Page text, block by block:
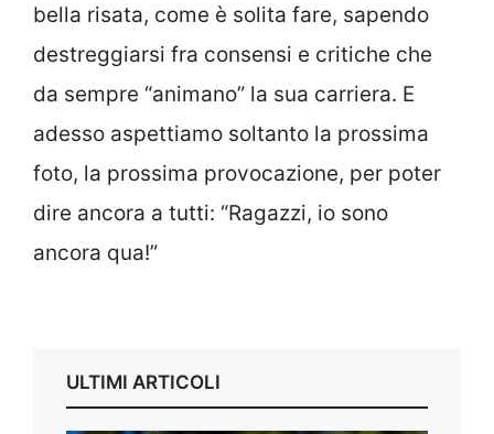
bella risata, come è solita fare, sapendo
destreggiarsi fra consensi e critiche che
da sempre “animano” la sua carriera. E
adesso aspettiamo soltanto la prossima
foto, la prossima provocazione, per poter
dire ancora a tutti: “Ragazzi, io sono
ancora qua!”
ULTIMI ARTICOLI